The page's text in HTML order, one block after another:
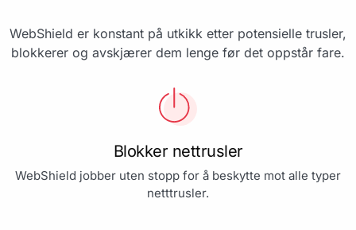
WebShield er konstant på utkikk etter potensielle trusler,
blokkerer og avskjærer dem lenge før det oppstår fare.
Blokker nettrusler
WebShield jobber uten stopp for å beskytte mot alle typer
netttrusler.